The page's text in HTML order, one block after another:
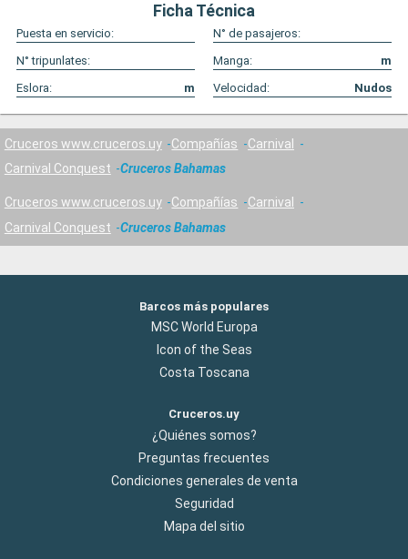
Ficha Técnica
Puesta en servicio:
N° de pasajeros:
N° tripunlates:
Manga:
m
Eslora:
m Velocidad: Nudos
Cruceros www.cruceros.uy Compañías
Carnival
Carnival Conquest
Cruceros Bahamas
Cruceros www.cruceros.uy Compañías
Carnival
Carnival Conquest
Cruceros Bahamas
Barcos más populares
MSC World Europa
Icon of the Seas
Costa Toscana
Cruceros.uy
¿Quiénes somos?
Preguntas frecuentes
Condiciones generales de venta
Seguridad
Mapa del sitio